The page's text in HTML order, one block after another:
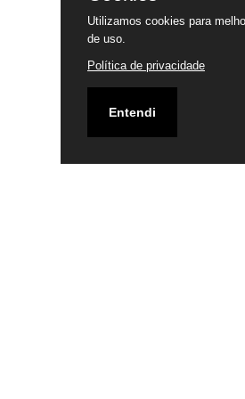
Utilizamos cookies para
de uso.
Política de privacidade
Entendi